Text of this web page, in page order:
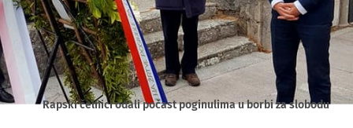
Rapski čelnici odali počast poginulima u borbi za slobodu